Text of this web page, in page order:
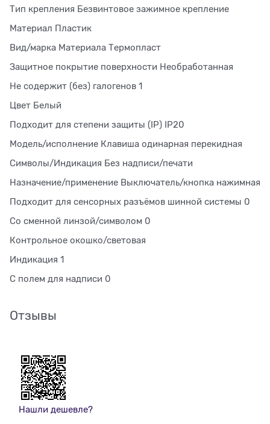
Тип крепления Безвинтовое зажимное крепление
Материал Пластик
Вид/марка Материала Термопласт
Защитное покрытие поверхности Необработанная
Не содержит (без) галогенов 1
Цвет Белый
Подходит для степени защиты (IP) IP20
Модель/исполнение Клавиша одинарная перекидная
Символы/Индикация Без надписи/печати
Назначение/применение Выключатель/кнопка нажимная
Подходит для сенсорных разъёмов шинной системы 0
Со сменной линзой/символом 0
Контрольное окошко/световая
Индикация 1
С полем для надписи 0
Отзывы
Нашли дешевле?